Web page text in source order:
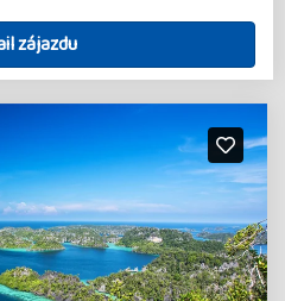
zájazdu